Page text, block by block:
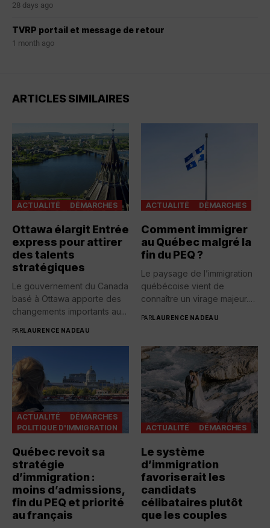
28 days ago
TVRP portail et message de retour
1 month ago
ARTICLES SIMILAIRES
ACTUALITÉ DÉMARCHES
Ottawa élargit Entrée
express pour attirer
des talents
stratégiques
Le gouvernement du Canada
basé à Ottawa apporte des
changements importants au...
PARLAURENCE NADEAU
ACTUALITÉ DÉMARCHES
Comment immigrer
au Québec malgré la
fin du PEQ ?
Le paysage de l’immigration
québécoise vient de
connaître un virage majeur.
PARLAURENCE NADEAU
ACTUALITÉ
DÉMARCHES
POLITIQUE D'IMMIGRATION
Québec revoit sa
stratégie
d’immigration :
moins d’admissions,
fin du PEQ et priorité
au français
ACTUALITÉ DÉMARCHES
Le système
d’immigration
favoriserait les
candidats
célibataires plutôt
que les couples